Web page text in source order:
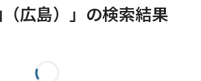
広島）」の検索結果